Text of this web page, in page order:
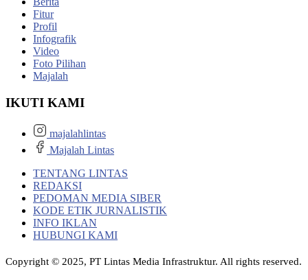
Fitur
Profil
Infografik
Video
Foto Pilihan
Majalah
IKUTI KAMI
majalahlintas
Majalah Lintas
TENTANG LINTAS
REDAKSI
PEDOMAN MEDIA SIBER
KODE ETIK JURNALISTIK
INFO IKLAN
HUBUNGI KAMI
Copyright © 2025, PT Lintas Media Infrastruktur. All rights reserved.